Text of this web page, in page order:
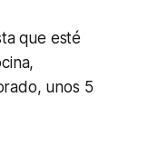
que esté
unos 5